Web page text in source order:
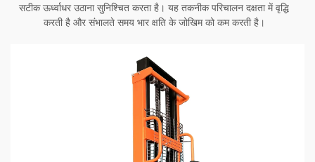
सटीक ऊर्ध्वाधर उठाना सुनिश्चित करता है। यह तकनीक परिचालन दक्षता में वृद्धि
करती है और संभालते समय भार क्षति के जोखिम को कम करती है।